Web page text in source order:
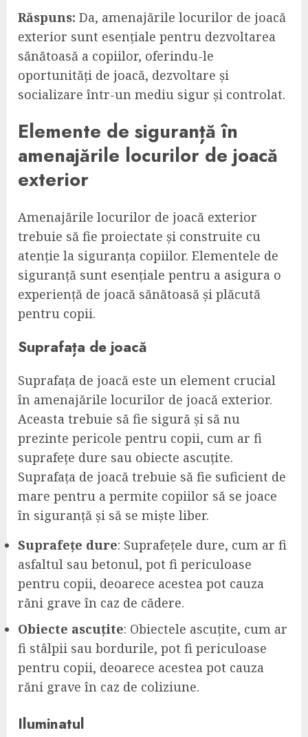
Răspuns: Da, amenajările locurilor de joacă
exterior sunt esențiale pentru dezvoltarea
sănătoasă a copiilor, oferindu-le
oportunități de joacă, dezvoltare și
socializare într-un mediu sigur și controlat.
Elemente de siguranță în
amenajările locurilor de joacă
exterior
Amenajările locurilor de joacă exterior
trebuie să fie proiectate și construite cu
atenție la siguranța copiilor. Elementele de
siguranță sunt esențiale pentru a asigura o
experiență de joacă sănătoasă și plăcută
pentru copii.
Suprafața de joacă
Suprafața de joacă este un element crucial
în amenajările locurilor de joacă exterior.
Aceasta trebuie să fie sigură și să nu
prezinte pericole pentru copii, cum ar fi
suprafețe dure sau obiecte ascuțite.
Suprafața de joacă trebuie să fie suficient de
mare pentru a permite copiilor să se joace
în siguranță și să se miște liber.
Suprafețe dure: Suprafețele dure, cum ar fi
asfaltul sau betonul, pot fi periculoase
pentru copii, deoarece acestea pot cauza
răni grave în caz de cădere.
Obiecte ascuțite: Obiectele ascuțite, cum ar
fi stâlpii sau bordurile, pot fi periculoase
pentru copii, deoarece acestea pot cauza
răni grave în caz de coliziune.
Iluminatul